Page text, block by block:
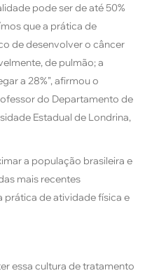
pode ser de até 50%
que a prática de
de desenvolver o câncer
de pulmão; a
a 28%”, afirmou o
do Departamento de
Estadual de Londrina,
a população brasileira e
mais recentes
de atividade física e
essa cultura de tratamento